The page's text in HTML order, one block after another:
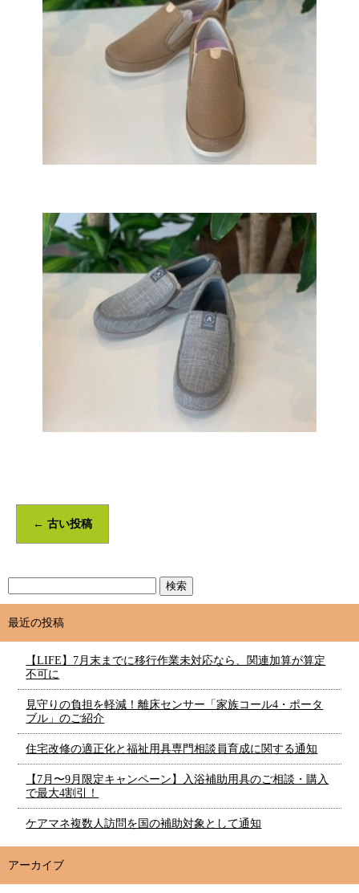
← 古い投稿
最近の投稿
【LIFE】7月末までに移行作業未対応なら、関連加算が算定
不可に
見守りの負担を軽減！離床センサー「家族コール4・ポータ
ブル」のご紹介
住宅改修の適正化と福祉用具専門相談員育成に関する通知
【7月〜9月限定キャンペーン】入浴補助用具のご相談・購入
で最大4割引！
ケアマネ複数人訪問を国の補助対象として通知
アーカイブ